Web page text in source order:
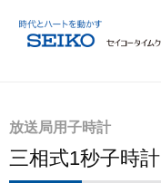
放送局用子時計
三相式1秒子時計